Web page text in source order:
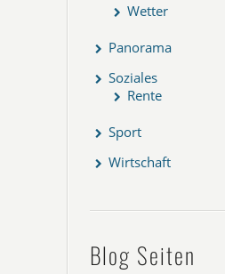
Wetter
Panorama
Soziales
Rente
Sport
Wirtschaft
Blog Seiten